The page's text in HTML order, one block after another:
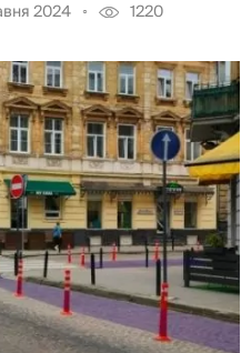
2024 1220